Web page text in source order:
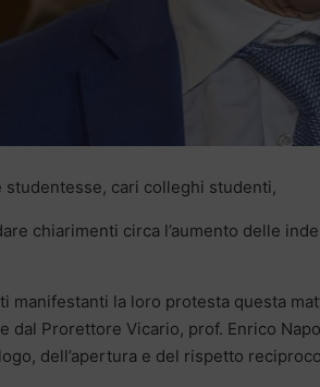
studentesse, cari colleghi studenti,
chiarimenti circa l’aumento delle
manifestanti la loro protesta questa
dal Prorettore Vicario, prof. Enrico
dell’apertura e del rispetto